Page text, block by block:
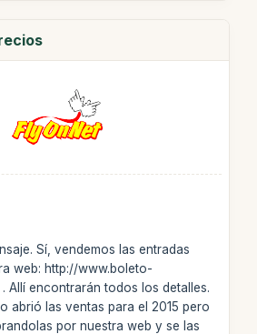
Sí, vendemos las entradas
web: http://www.boleto-
Allí encontrarán todos los detalles.
abrió las ventas para el 2015 pero
por nuestra web y se las